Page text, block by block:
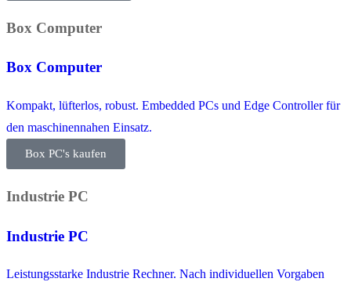
Box Computer
Box Computer
Kompakt, lüfterlos, robust. Embedded PCs und Edge Controller für
den maschinennahen Einsatz.
Box PC's kaufen
Industrie PC
Industrie PC
Leistungsstarke Industrie Rechner. Nach individuellen Vorgaben